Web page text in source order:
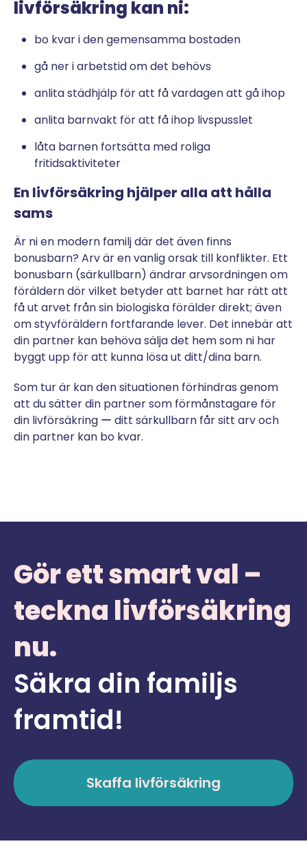
livförsäkring kan ni:
bo kvar i den gemensamma bostaden
gå ner i arbetstid om det behövs
anlita städhjälp för att få vardagen att gå ihop
anlita barnvakt för att få ihop livspusslet
låta barnen fortsätta med roliga
fritidsaktiviteter
En livförsäkring hjälper alla att hålla
sams
Är ni en modern familj där det även finns
bonusbarn? Arv är en vanlig orsak till konflikter. Ett
bonusbarn (särkullbarn) ändrar arvsordningen om
föräldern dör vilket betyder att barnet har rätt att
få ut arvet från sin biologiska förälder direkt; även
om styvföräldern fortfarande lever. Det innebär att
din partner kan behöva sälja det hem som ni har
byggt upp för att kunna lösa ut ditt/dina barn.
Som tur är kan den situationen förhindras genom
att du sätter din partner som förmånstagare för
din livförsäkring ー ditt särkullbarn får sitt arv och
din partner kan bo kvar.
Gör ett smart val –
teckna livförsäkring
nu.
Säkra din familjs
framtid!
Skaffa livförsäkring